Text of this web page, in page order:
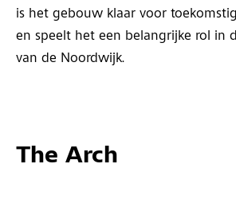
is het gebouw klaar voor
en speelt het een belangrijke rol in
van de Noordwijk.
The Arch